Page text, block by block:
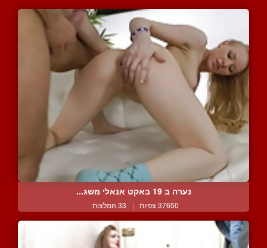
נערה ב 19 באקט אנאלי משג...
37650 צפיות | 33 המלצות